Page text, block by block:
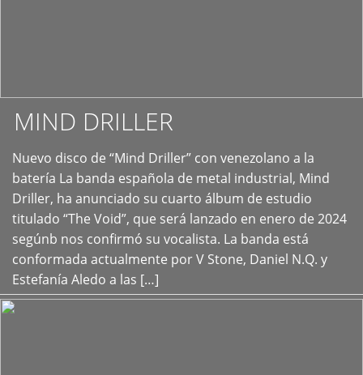
MIND DRILLER
Nuevo disco de “Mind Driller” con venezolano a la
batería La banda española de metal industrial, Mind
Driller, ha anunciado su cuarto álbum de estudio
titulado “The Void”, que será lanzado en enero de 2024
segúnb nos confirmó su vocalista. La banda está
conformada actualmente por V Stone, Daniel N.Q. y
Estefanía Aledo a las […]
+